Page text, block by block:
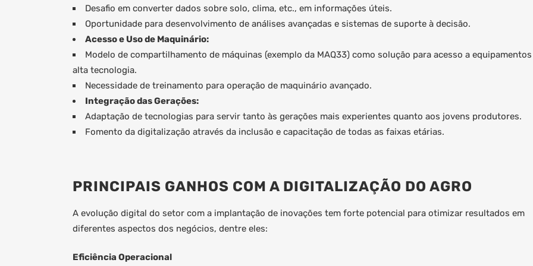
Desafio em converter dados sobre solo, clima, etc., em informações úteis.
Oportunidade para desenvolvimento de análises avançadas e sistemas de suporte à decisão.
Acesso e Uso de Maquinário:
Modelo de compartilhamento de máquinas (exemplo da MAQ33) como solução para acesso a
alta tecnologia.
Necessidade de treinamento para operação de maquinário avançado.
Integração das Gerações:
Adaptação de tecnologias para servir tanto às gerações mais experientes quanto aos jovens produtores.
Fomento da digitalização através da inclusão e capacitação de todas as faixas etárias.
PRINCIPAIS GANHOS COM A DIGITALIZAÇÃO DO AGRO
A evolução digital do setor com a implantação de inovações tem forte potencial para otimizar resultados em
diferentes aspectos dos negócios, dentre eles:
Eficiência Operacional